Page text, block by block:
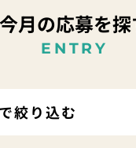
今月の応募を探
ENTRY
絞り込む